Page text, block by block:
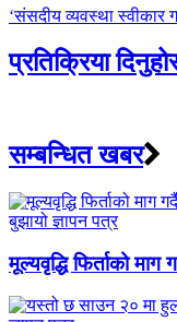
‘संसदीय व्यवस्था स्वीकार
प्रतिक्रिया
सम्बन्धित खबर
मूल्यवृद्धि फिर्ताको माग